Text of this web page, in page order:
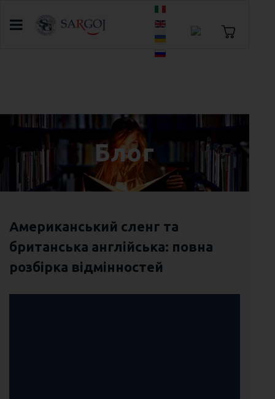
Оберіть свою мову
Блог
Американський сленг та
британська англійська: повна
розбірка відмінностей